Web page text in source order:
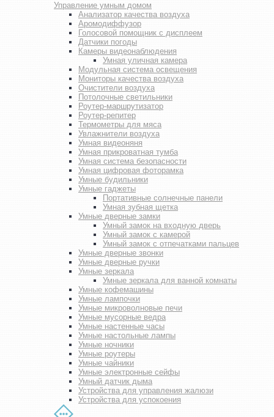
Управление умным домом
Анализатор качества воздуха
Аромодиффузор
Голосовой помощник с дисплеем
Датчики погоды
Камеры видеонаблюдения
Умная уличная камера
Модульная система освещения
Мониторы качества воздуха
Очистители воздуха
Потолочные светильники
Роутер-маршрутизатор
Роутер-репитер
Термометры для мяса
Увлажнители воздуха
Умная видеоняня
Умная прикроватная тумба
Умная система безопасности
Умная цифровая фоторамка
Умные будильники
Умные гаджеты
Портативные солнечные панели
Умная зубная щетка
Умные дверные замки
Умный замок на входную дверь
Умный замок с камерой
Умный замок с отпечатками пальцев
Умные дверные звонки
Умные дверные ручки
Умные зеркала
Умные зеркала для ванной комнаты
Умные кофемашины
Умные лампочки
Умные микроволновые печи
Умные мусорные ведра
Умные настенные часы
Умные настольные лампы
Умные ночники
Умные роутеры
Умные чайники
Умные электронные сейфы
Умный датчик дыма
Устройства для управления жалюзи
Устройства для успокоения